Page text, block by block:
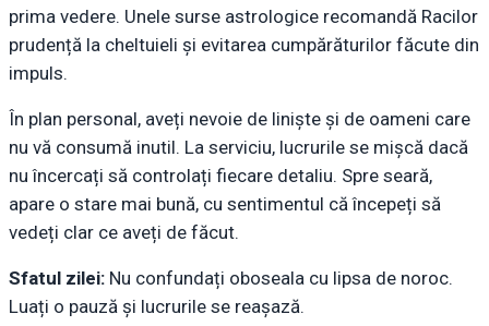
prima vedere. Unele surse astrologice recomandă Racilor
prudență la cheltuieli și evitarea cumpărăturilor făcute din
impuls.
În plan personal, aveți nevoie de liniște și de oameni care
nu vă consumă inutil. La serviciu, lucrurile se mișcă dacă
nu încercați să controlați fiecare detaliu. Spre seară,
apare o stare mai bună, cu sentimentul că începeți să
vedeți clar ce aveți de făcut.
Sfatul zilei: Nu confundați oboseala cu lipsa de noroc.
Luați o pauză și lucrurile se reașază.